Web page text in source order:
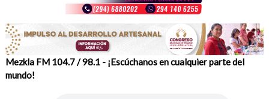
Mezkla FM 104.7 / 98.1 - ¡Escúchanos en cualquier parte del
mundo!